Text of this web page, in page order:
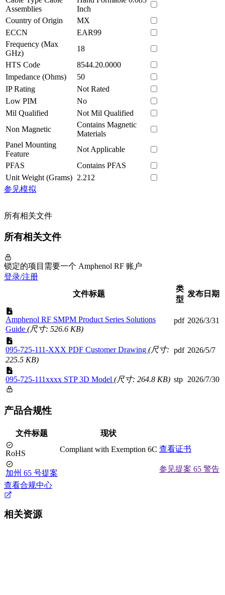
Assemblies
Inch
Country of Origin
MX
ECCN
EAR99
Frequency (Max
GHz)
18
HTS Code
8544.20.0000
Impedance (Ohms)
50
IP Rating
Not Rated
Low PIM
No
Mil Qualified
Not Mil Qualified
Non Magnetic
Contains Magnetic
Materials
Panel Mounting
Feature
Not Applicable
PFAS
Contains PFAS
Unit Weight (Grams) 2.212
参见模拟
所有相关文件
所有相关文件
锁定的项目需要一个 Amphenol RF 账户
登录/注册
文件标题
类
型
发布日期
Amphenol RF SMPM Product Series Solutions
Guide (尺寸: 526.6 KB)
pdf 2026/3/31
095-725-111-XXX PDF Customer Drawing (尺寸:
225.5 KB)
pdf 2026/5/7
095-725-111xxxx STP 3D Model (尺寸: 264.8 KB) stp 2026/7/30
产品合规性
文件标题 现状
RoHS Compliant with Exemption 6C 查看证书
加州 65 号提案
参见提案 65 警告
查看合规中心
相关资源